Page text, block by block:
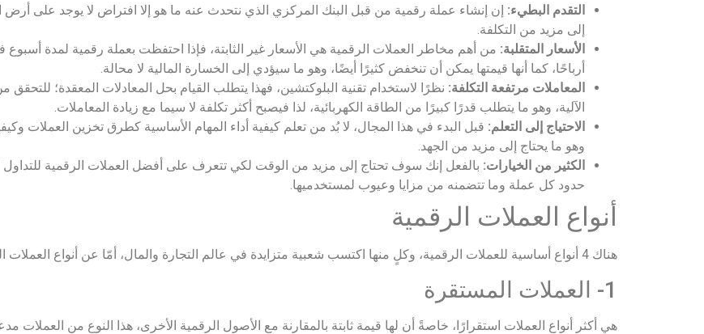
التقدم البطيء: إن إنشاء عملة رقمية من قبل البنك المركزي الذي نتحدث عنه ما هو إلا افتراض لا يوجد على أرض
إلى مزيد من التكلفة.
الأسعار المتقلبة: من أهم مخاطر العملات الرقمية هي الأسعار غير الثابتة، فإذا احتفظت بعملة رقمية لمدة أسبوع
أرباحًا، كما أنها قيمتها يمكن أن تنخفض كثيرًا أيضًا، وهو ما سيؤدي إلى الخسارة المالية لا محالة.
المعاملات مرتفعة التكلفة: نظرًا لاستخدام تقنية البلوكتشين، فهذا يتطلب القيام بحل المعادلات المعقدة؛
الآلية، وهو ما يتطلب قدرًا كبيرًا من الطاقة الكهربائية، لذا فيصبح أكثر تكلفة لا سيما مع زيادة المعاملات.
الاحتياج إلى التعلم: قبل البدء في هذا المجال، لا بُد من تعلم كيفية أداء المهام الأساسية كطرق تخزين العملات
وهو ما يحتاج إلى مزيد من الجهد.
الكثير من الخيارات: بالفعل إنك سوف تحتاج إلى مزيد من الوقت لكي تتعرف على أفضل العملات الرقمية للتداول
حدود كل عملة وما تتضمنه من مزايا وعيوب لمستخدميها.
أنواع العملات الرقمية
هناك 4 أنواع أساسية للعملات الرقمية، وكلٍ منها اكتسب شعبية متزايدة في عالم التجارة والمال، أمّا عن أنواع العملات الرقمية، فهي على النحو التالي:
1- العملات المستقرة
هي أكثر أنواع العملات استقرارًا، خاصةً أن لها قيمة ثابتة بالمقارنة مع الأصول الرقمية الأخرى، هذا النوع من العملات